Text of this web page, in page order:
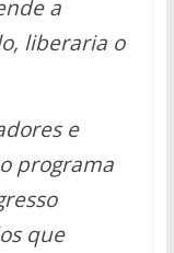
a
liberaria o
e
programa
que